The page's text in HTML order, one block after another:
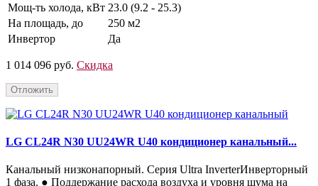
Мощ-ть холода, кВт 23.0 (9.2 - 25.3)
На площадь, до
250 м2
Инвертор
Да
1 014 096 руб. Скидка
Отложить
LG CL24R N30 UU24WR U40 кондиционер канальный...
Канальный низконапорный. Серия Ultra InverterИнверторный
1 фаза. ● Поддержание расхода воздуха и уровня шума на